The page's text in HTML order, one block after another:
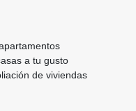
a tu gusto
de viviendas